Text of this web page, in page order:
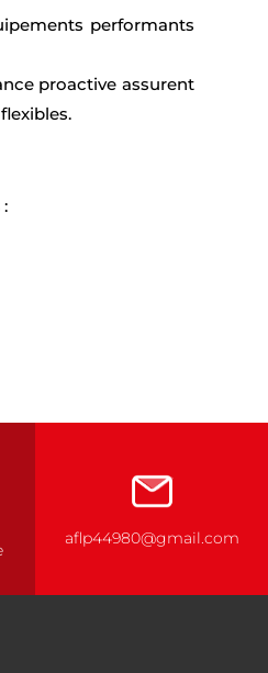
performants
proactive assurent
:
aflp44980@gmail.com